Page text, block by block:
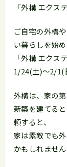
「外構 エクス
ご自宅の外構
い暮らしを始
「外構 エクス
1/24(土)〜2/1(
外構は、家の
新築を建てる
頼すると、
家は素敵でも
かもしれません